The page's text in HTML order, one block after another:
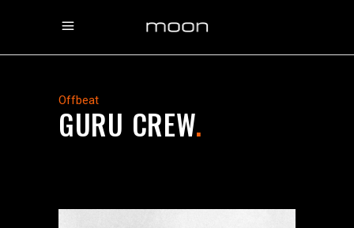
Offbeat
GURU CREW.